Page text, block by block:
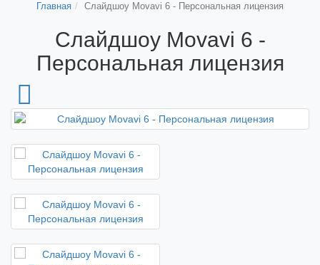
Главная Слайдшоу Movavi 6 - Персональная лицензия
Слайдшоу Movavi 6 -
Персональная лицензия